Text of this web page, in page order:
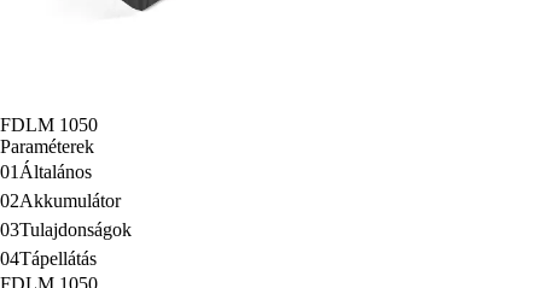
FDLM 1050
Paraméterek
01 Általános
02Akkumulátor
03Tulajdonságok
04Tápellátás
FDLM 1050